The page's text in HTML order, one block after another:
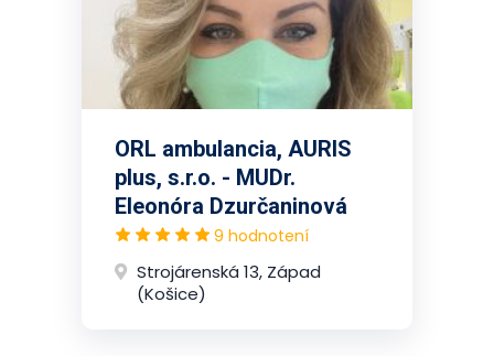
ORL ambulancia, AURIS
plus, s.r.o. - MUDr.
Eleonóra Dzurčaninová
9 hodnotení
Strojárenská 13, Západ
(Košice)